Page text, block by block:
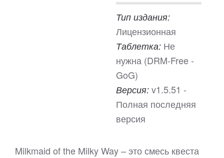
Тип издания:
Лицензионная
Таблетка: Не
нужна (DRM-Free -
GoG)
Версия: v1.5.51 -
Полная последняя
версия
Milkmaid of the Milky Way – это смесь квеста